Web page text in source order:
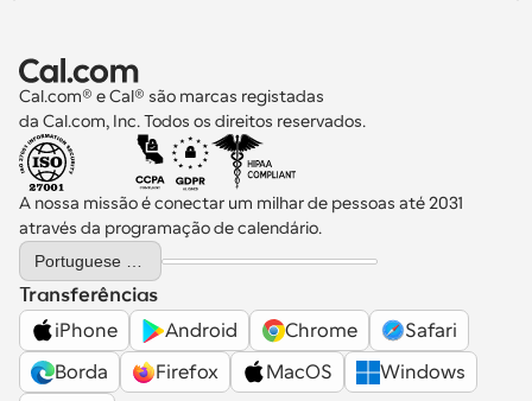
Cal.com® e Cal® são marcas registadas
da Cal.com, Inc. Todos os direitos reservados.
A nossa missão é conectar um milhar de pessoas até 2031
através da programação de calendário.
Select Language
Transferências
iPhone
Android Chrome
Safari
Borda
Firefox MacOS
Windows